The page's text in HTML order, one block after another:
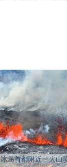
冰岛首都附近一火山